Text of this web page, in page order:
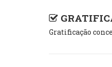
Gratificação